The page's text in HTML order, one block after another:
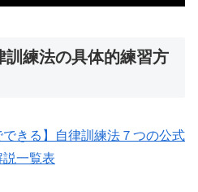
訓練法の具体的練習方
できる】自律訓練法７つの公式
一覧表